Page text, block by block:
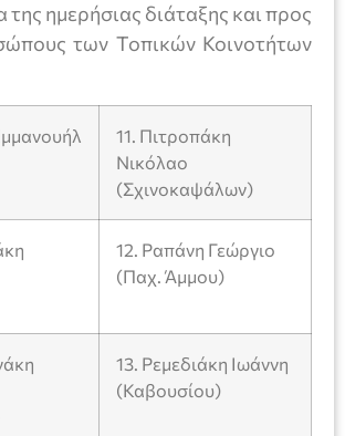
της ημερήσιας διάταξης και προς
των Τοπικών Κοινοτήτων
11. Πιτροπάκη
Νικόλαο
(Σχινοκαψάλων)
12. Ραπάνη Γεώργιο
(Παχ. Άμμου)
13. Ρεμεδιάκη Ιωάννη
(Καβουσίου)